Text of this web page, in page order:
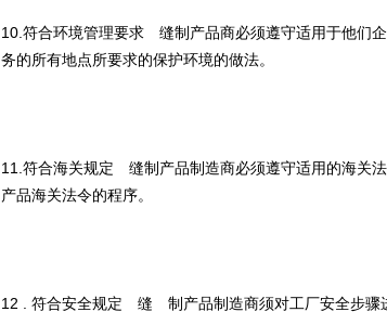
10.符合环境管理要求 缝制产品商必须遵守适用于他们
务的所有地点所要求的保护环境的做法。
11.符合海关规定 缝制产品制造商必须遵守适用的海关
产品海关法令的程序。
12 . 符合安全规定 缝 制产品制造商须对工厂安全步骤